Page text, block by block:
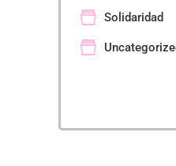
Solidaridad